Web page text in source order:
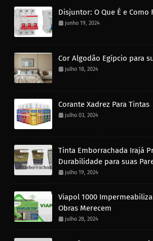
Disjuntor: O Que É e Como
junho 19, 2024
Cor Algodão Egípcio para
julho 18, 2024
Corante Xadrez Para Tintas
julho 03, 2024
Tinta Emborrachada Irajá
Durabilidade para suas
julho 19, 2024
Viapol 1000
Obras Merecem
julho 28, 2024